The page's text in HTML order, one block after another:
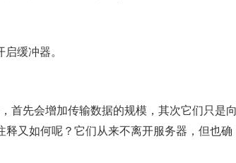
缓冲器。
先会增加传输数据的规模，其次它们只是
又如何呢？它们从来不离开服务器，但也确